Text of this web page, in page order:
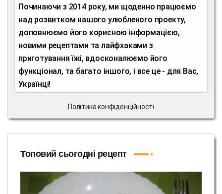
Починаючи з 2014 року, ми щоденно працюємо
над розвитком нашого улюбленого проекту,
доповнюємо його корисною інформацією,
новими рецептами та лайфхаками з
приготування їжі, вдосконалюємо його
функціонал, та багато іншого, і все це - для Вас,
Українці!
Політика конфіденційності
Топовий сьогодні рецепт